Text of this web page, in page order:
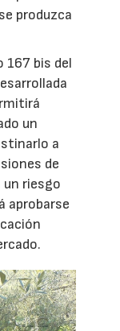
produzca
167 bis del
un
a
de
riesgo
aprobarse